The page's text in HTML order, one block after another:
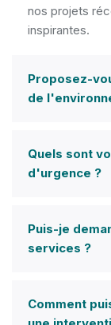
nos projets
inspirantes.
Proposez-
de
Quels sont
d'urgence ?
Puis-je
services ?
Comment